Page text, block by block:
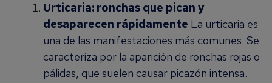
Urticaria: ronchas que pican y
desaparecen rápidamente La urticaria es
una de las manifestaciones más comunes. Se
caracteriza por la aparición de ronchas rojas o
pálidas, que suelen causar picazón intensa.